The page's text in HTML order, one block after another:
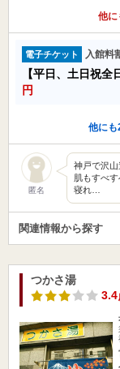
他に
電子チケット 入館料
【平日、土日祝全
円
他にも
匿名
神戸で沢
肌もすべ
寝れ…
関連情報から探す
つかさ湯
3.4